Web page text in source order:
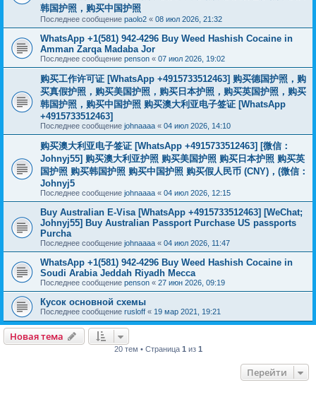
韩国护照，购买中国护照
Последнее сообщение paolo2 « 08 июл 2026, 21:32
WhatsApp +1(581) 942-4296 Buy Weed Hashish Cocaine in
Amman Zarqa Madaba Jor
Последнее сообщение penson « 07 июл 2026, 19:02
购买工作许可证 [WhatsApp +4915733512463] 购买德国护照，购
买真假护照，购买美国护照，购买日本护照，购买英国护照，购买
韩国护照，购买中国护照 购买澳大利亚电子签证 [WhatsApp
+4915733512463]
Последнее сообщение johnaaaa « 04 июл 2026, 14:10
购买澳大利亚电子签证 [WhatsApp +4915733512463] [微信：
Johnyj55] 购买澳大利亚护照 购买美国护照 购买日本护照 购买英
国护照 购买韩国护照 购买中国护照 购买假人民币 (CNY)，(微信：
Johnyj5
Последнее сообщение johnaaaa « 04 июл 2026, 12:15
Buy Australian E-Visa [WhatsApp +4915733512463] [WeChat;
Johnyj55] Buy Australian Passport Purchase US passports
Purcha
Последнее сообщение johnaaaa « 04 июл 2026, 11:47
WhatsApp +1(581) 942-4296 Buy Weed Hashish Cocaine in
Soudi Arabia Jeddah Riyadh Mecca
Последнее сообщение penson « 27 июн 2026, 09:19
Кусок основной схемы
Последнее сообщение rusloff « 19 мар 2021, 19:21
Новая тема
20 тем • Страница 1 из 1
Перейти